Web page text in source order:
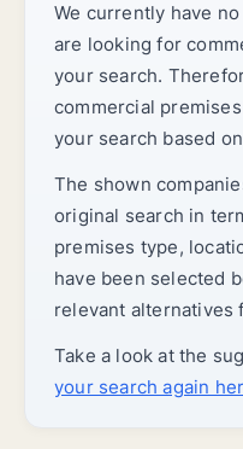
We currently have
are looking for
your search.
commercial
your search based
The shown
original search in
premises type,
have been selected
relevant alternatives
Take a look at the
your search again